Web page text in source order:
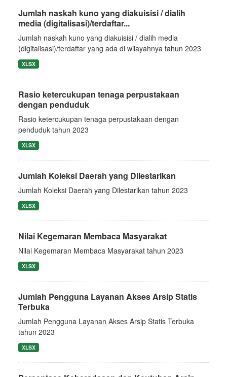
Jumlah naskah kuno yang diakuisisi / dialih
media (digitalisasi)/terdaftar...
Jumlah naskah kuno yang diakuisisi / dialih media
(digitalisasi)/terdaftar yang ada di wilayahnya tahun 2023
XLSX
Rasio ketercukupan tenaga perpustakaan
dengan penduduk
Rasio ketercukupan tenaga perpustakaan dengan
penduduk tahun 2023
XLSX
Jumlah Koleksi Daerah yang Dilestarikan
Jumlah Koleksi Daerah yang Dilestarikan tahun 2023
XLSX
Nilai Kegemaran Membaca Masyarakat
Nilai Kegemaran Membaca Masyarakat tahun 2023
XLSX
Jumlah Pengguna Layanan Akses Arsip Statis
Terbuka
Jumlah Pengguna Layanan Akses Arsip Statis Terbuka
tahun 2023
XLSX